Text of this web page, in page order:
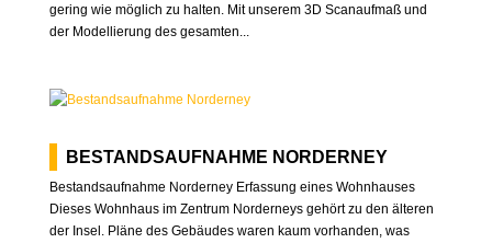
gering wie möglich zu halten. Mit unserem 3D Scanaufmaß und
der Modellierung des gesamten...
BESTANDSAUFNAHME NORDERNEY
Bestandsaufnahme Norderney Erfassung eines Wohnhauses
Dieses Wohnhaus im Zentrum Norderneys gehört zu den älteren
der Insel. Pläne des Gebäudes waren kaum vorhanden, was